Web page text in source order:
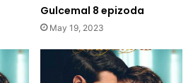
Gulcemal 8 epizoda
May 19, 2023